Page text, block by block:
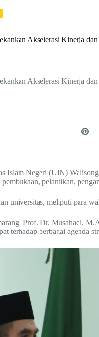
Akselerasi Kinerja
Akselerasi Kinerja
Islam Negeri (UIN)
pelantikan,
universitas, meliputi para
Prof. Dr. Musahadi,
terhadap berbagai agenda